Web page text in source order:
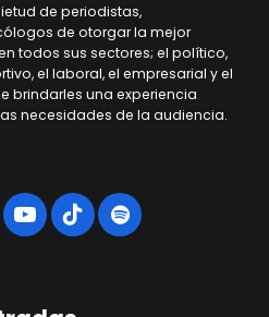
de periodistas,
de otorgar la mejor
todos sus sectores; el político,
el laboral, el empresarial y el
brindarles una experiencia
necesidades de la audiencia.